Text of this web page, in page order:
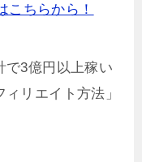
こちらから！
で3億円以上稼い
リエイト方法」